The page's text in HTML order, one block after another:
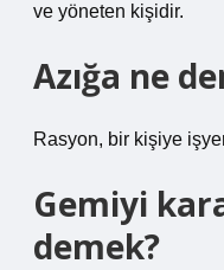
ve yöneten kişidir.
Azığa ne
Rasyon, bir kişiye
Gemiyi
demek?